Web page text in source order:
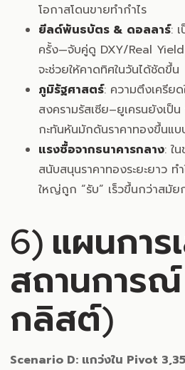
โอกาสโดนขายทำกำไร
ยีลด์พันธบัตร & ดอลลาร์:
ครั้ง—จับคู่ดู DXY/Real
จะช่วยให้คาดทิศในวันได้ชัดขึ้น
ภูมิรัฐศาสตร์: ความตึงเครีย
สงครามรัสเซีย–ยูเครนยังเป็
กะทันหันมักดันราคาทองขึ้นแ
แรงซื้อจากธนาคารกลาง: ใ
สนับสนุนราคาทองระยะยาว ท
ใหญ่ถูก “รับ” เร็วขึ้นกว่าสมัย
6) แผนการ
สถานการณ์
กลิสต์)
Scenario D: แกว่งใน Pivot